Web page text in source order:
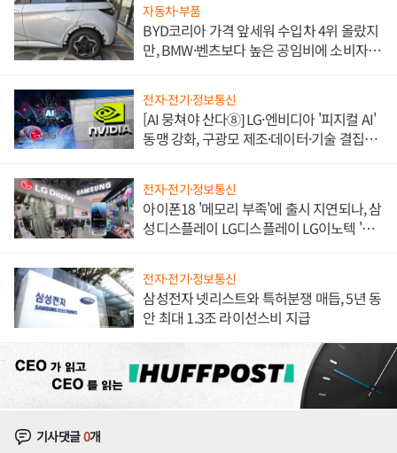
자동차·부품
BYD코리아 가격 앞세워 수입차 4위 올랐지
만, BMW·벤츠보다 높은 공임비에 소비자
전자·전기·정보통신
[AI 뭉쳐야 산다⑧] LG·엔비디아 '피지컬 AI'
동맹 강화, 구광모 제조·데이터·기술 결집
전자·전기·정보통신
아이폰18 '메모리 부족'에 출시 지연되나, 삼
성디스플레이 LG디스플레이 LG이노텍 '탈
전자·전기·정보통신
삼성전자 넷리스트와 특허분쟁 매듭, 5년 동
안 최대 1.3조 라이선스비 지급
기사댓글0개